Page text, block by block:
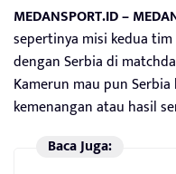
MEDANSPORT.ID –
sepertinya misi kedua
dengan Serbia di
Kamerun mau pun
kemenangan atau hasil
Baca Juga: